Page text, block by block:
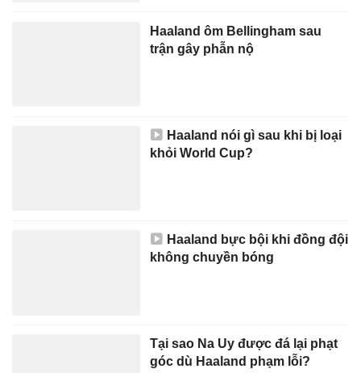
Haaland ôm Bellingham sau
trận gây phẫn nộ
Haaland nói gì sau khi bị loại
khỏi World Cup?
Haaland bực bội khi đồng đội
không chuyền bóng
Tại sao Na Uy được đá lại phạt
góc dù Haaland phạm lỗi?